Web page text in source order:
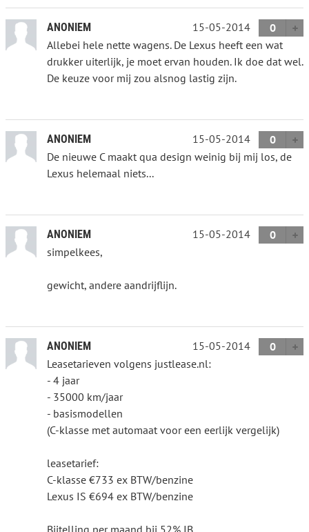
ANONIEM 15-05-2014
0
Allebei hele nette wagens. De Lexus heeft een wat
drukker uiterlijk, je moet ervan houden. Ik doe dat wel.
De keuze voor mij zou alsnog lastig zijn.
ANONIEM 15-05-2014
0
De nieuwe C maakt qua design weinig bij mij los, de
Lexus helemaal niets...
ANONIEM 15-05-2014
0
simpelkees,
gewicht, andere aandrijflijn.
ANONIEM 15-05-2014
0
Leasetarieven volgens justlease.nl:
- 4 jaar
- 35000 km/jaar
- basismodellen
(C-klasse met automaat voor een eerlijk vergelijk)
leasetarief:
C-klasse €733 ex BTW/benzine
Lexus IS €694 ex BTW/benzine
Bijtelling per maand bij 52% IB